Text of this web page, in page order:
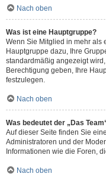
Nach oben
Was ist eine Hauptgruppe?
Wenn Sie Mitglied in mehr als
Hauptgruppe dazu, Ihre
standardmäßig angezeigt
Berechtigung geben, Ihre
festzulegen.
Nach oben
Was bedeutet der „Das
Auf dieser Seite finden Sie
Administratoren und der
Informationen wie die Foren,
Nach oben